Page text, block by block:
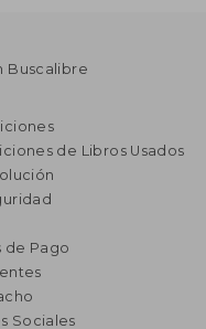
Buscalibre
de Libros Usados
de Pago
Sociales